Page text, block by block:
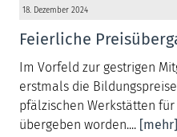
18. Dezember 2024
Feierliche
Im Vorfeld zur gestrigen
erstmals die
pfälzischen Werkstätten
übergeben worden.... [mehr]